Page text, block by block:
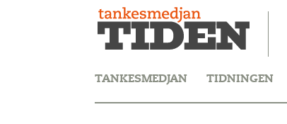
TANKESMEDJAN TIDNINGEN